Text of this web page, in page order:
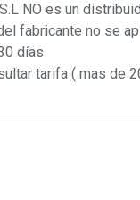
NO es un
fabricante no se
días
tarifa ( mas de